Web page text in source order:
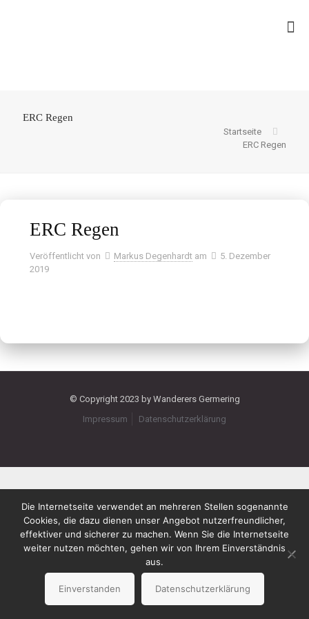
ERC Regen
Startseite
ERC Regen
ERC Regen
Veröffentlicht von Markus Degenhardt am
5. Dezember
2019
© Copyright 2023 by Wanderers Germering
Impressum
Datenschutzerklärung
Die Internetseite verwendet an mehreren Stellen sogenannte
Cookies, die dazu dienen unser Angebot nutzerfreundlicher,
effektiver und sicherer zu machen. Wenn Sie die Internetseite
weiter nutzen möchten, gehen wir von Ihrem Einverständnis
aus.
Einverstanden Datenschutzerklärung